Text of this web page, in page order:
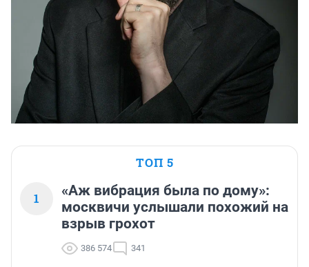
ТОП 5
1
«Аж вибрация была по дому»:
москвичи услышали похожий на
взрыв грохот
386 574 341